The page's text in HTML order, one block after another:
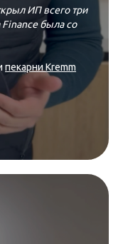
ИП всего три
Finance была со
пекарни Kremm